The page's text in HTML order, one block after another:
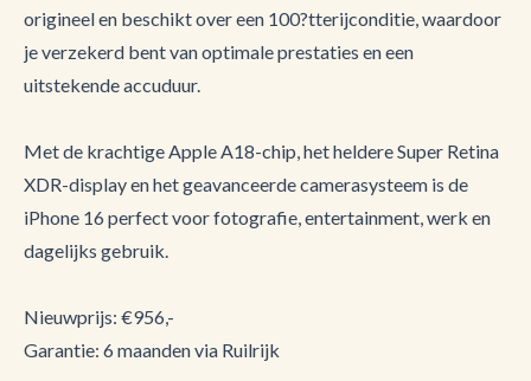
origineel en beschikt over een 100?tterijconditie, waardoor
je verzekerd bent van optimale prestaties en een
uitstekende accuduur.
Met de krachtige Apple A18-chip, het heldere Super Retina
XDR-display en het geavanceerde camerasysteem is de
iPhone 16 perfect voor fotografie, entertainment, werk en
dagelijks gebruik.
Nieuwprijs: €956,-
Garantie: 6 maanden via Ruilrijk